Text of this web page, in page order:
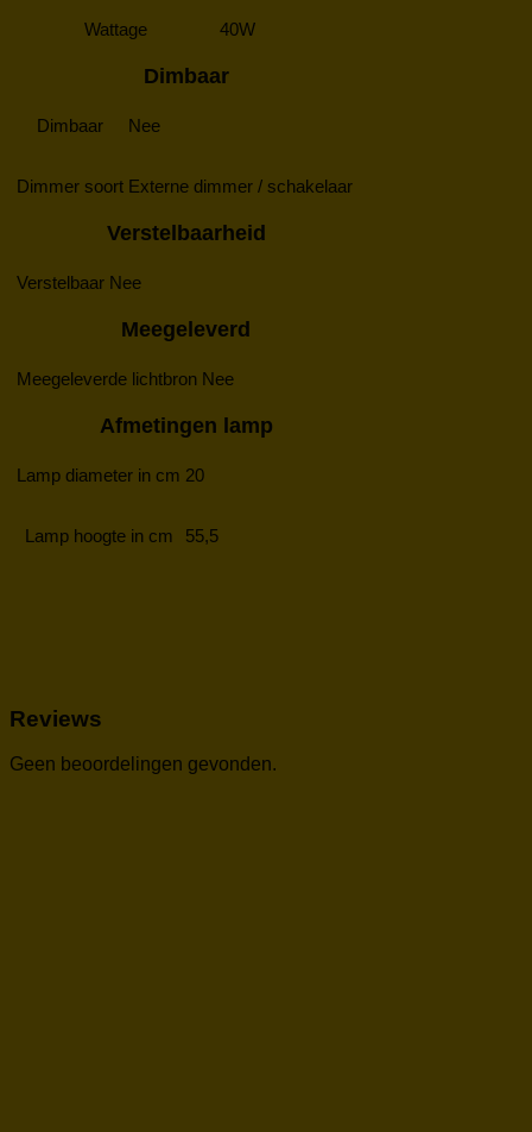
Wattage 40W
Dimbaar
Dimbaar Nee
Dimmer soort Externe dimmer / schakelaar
Verstelbaarheid
Verstelbaar Nee
Meegeleverd
Meegeleverde lichtbron Nee
Afmetingen lamp
Lamp diameter in cm 20
Lamp hoogte in cm 55,5
Reviews
Geen beoordelingen gevonden.